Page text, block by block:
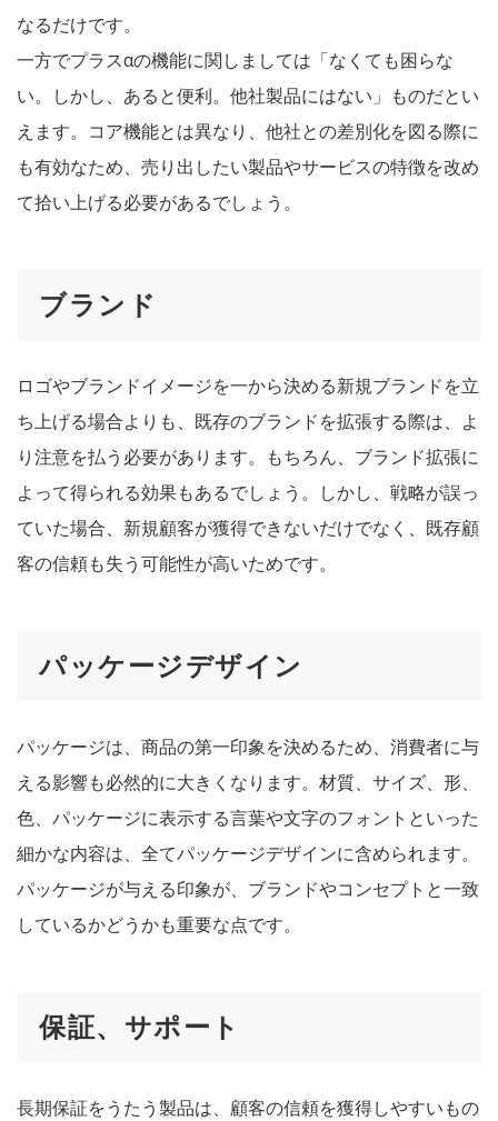
なるだけです。
一方でプラスαの機能に関しましては「なくても困らな
い。しかし、あると便利。他社製品にはない」ものだとい
えます。コア機能とは異なり、他社との差別化を図る際に
も有効なため、売り出したい製品やサービスの特徴を改め
て拾い上げる必要があるでしょう。
ブランド
ロゴやブランドイメージを一から決める新規ブランドを立
ち上げる場合よりも、既存のブランドを拡張する際は、よ
り注意を払う必要があります。もちろん、ブランド拡張に
よって得られる効果もあるでしょう。しかし、戦略が誤っ
ていた場合、新規顧客が獲得できないだけでなく、既存顧
客の信頼も失う可能性が高いためです。
パッケージデザイン
パッケージは、商品の第一印象を決めるため、消費者に与
える影響も必然的に大きくなります。材質、サイズ、形、
色、パッケージに表示する言葉や文字のフォントといった
細かな内容は、全てパッケージデザインに含められます。
パッケージが与える印象が、ブランドやコンセプトと一致
しているかどうかも重要な点です。
保証、サポート
長期保証をうたう製品は、顧客の信頼を獲得しやすいもの